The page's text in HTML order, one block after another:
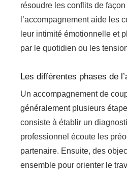
résoudre les conflits de
l’accompagnement aide les
leur intimité émotionnelle et
par le quotidien ou les
Les différentes phases de
Un accompagnement de
généralement plusieurs
consiste à établir un
professionnel écoute les
partenaire. Ensuite, des
ensemble pour orienter le